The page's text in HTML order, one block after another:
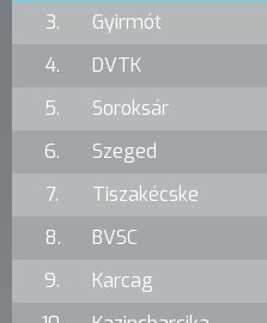
3.
Gyirmót
4.
DVTK
5.
Soroksár
6.
Szeged
7.
Tiszakécske
8.
BVSC
9.
Karcag